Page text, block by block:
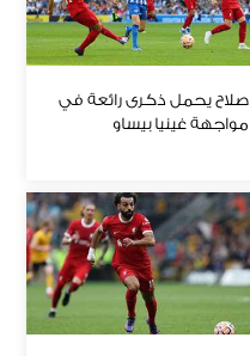
صلاح يحمل ذكرى رائعة في
مواجهة غينيا بيساو